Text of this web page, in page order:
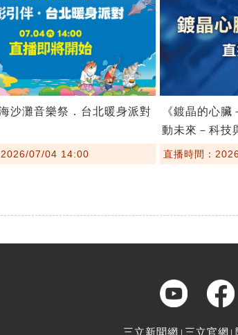
沙灘音樂祭．台北暖身派對
2026/07/04 14:00
《鍍晶的心
動未來－科技
直播時間：
三立新聞網 三立官網